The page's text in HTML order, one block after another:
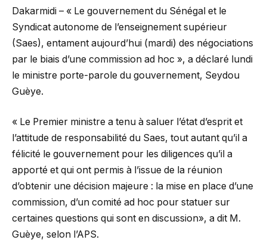
Dakarmidi – « Le gouvernement du Sénégal et le
Syndicat autonome de l’enseignement supérieur
(Saes), entament aujourd’hui (mardi) des négociations
par le biais d’une commission ad hoc », a déclaré lundi
le ministre porte-parole du gouvernement, Seydou
Guèye.
« Le Premier ministre a tenu à saluer l’état d’esprit et
l’attitude de responsabilité du Saes, tout autant qu’il a
félicité le gouvernement pour les diligences qu’il a
apporté et qui ont permis à l’issue de la réunion
d’obtenir une décision majeure : la mise en place d’une
commission, d’un comité ad hoc pour statuer sur
certaines questions qui sont en discussion», a dit M.
Guèye, selon l’APS.